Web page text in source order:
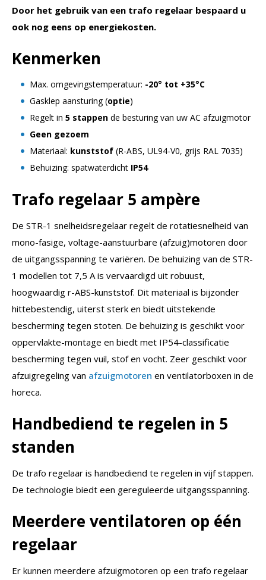
Door het gebruik van een trafo regelaar bespaard u
ook nog eens op energiekosten.
Kenmerken
Max. omgevingstemperatuur: -20° tot +35°C
Gasklep aansturing (optie)
Regelt in 5 stappen de besturing van uw AC afzuigmotor
Geen gezoem
Materiaal: kunststof (R-ABS, UL94-V0, grijs RAL 7035)
Behuizing: spatwaterdicht IP54
Trafo regelaar 5 ampère
De STR-1 snelheidsregelaar regelt de rotatiesnelheid van
mono-fasige, voltage-aanstuurbare (afzuig)motoren door
de uitgangsspanning te variëren. De behuizing van de STR-
1 modellen tot 7,5 A is vervaardigd uit robuust,
hoogwaardig r-ABS-kunststof. Dit materiaal is bijzonder
hittebestendig, uiterst sterk en biedt uitstekende
bescherming tegen stoten. De behuizing is geschikt voor
oppervlakte-montage en biedt met IP54-classificatie
bescherming tegen vuil, stof en vocht. Zeer geschikt voor
afzuigregeling van afzuigmotoren en ventilatorboxen in de
horeca.
Handbediend te regelen in 5
standen
De trafo regelaar is handbediend te regelen in vijf stappen.
De technologie biedt een gereguleerde uitgangsspanning.
Meerdere ventilatoren op één
regelaar
Er kunnen meerdere afzuigmotoren op een trafo regelaar